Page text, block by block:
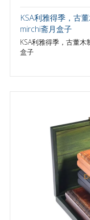
KSA利雅得季，古
mirchi斋月盒子
KSA利雅得季，古董
盒子